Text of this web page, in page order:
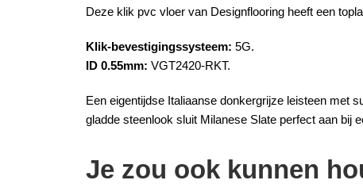
Deze klik pvc vloer van Designflooringheeft een
Klik-bevestigingssysteem: 5G.
ID 0.55mm: VGT2420-RKT.
Een eigentijdse Italiaanse donkergrijze leisteen met
gladde steenlook sluit Milanese Slate perfect aan bij
Je zou ook kunnen